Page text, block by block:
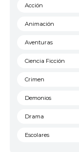
Acción
Animación
Aventuras
Ciencia Ficción
Crimen
Demonios
Drama
Escolares